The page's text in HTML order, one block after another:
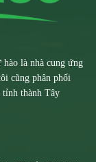
là nhà cung ứng
cũng phân phối
tỉnh thành Tây